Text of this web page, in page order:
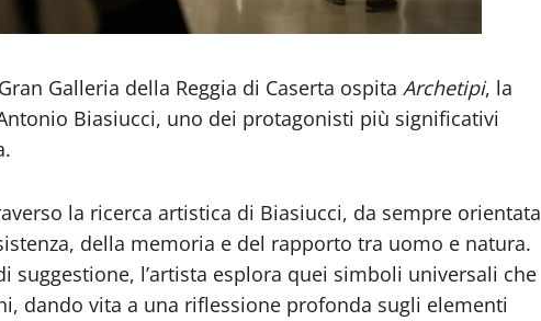
Galleria della Reggia di Caserta ospita Archetipi, la
Biasiucci, uno dei protagonisti più significativi
la ricerca artistica di Biasiucci, da sempre orientata
della memoria e del rapporto tra uomo e natura.
suggestione, l’artista esplora quei simboli universali che
dando vita a una riflessione profonda sugli elementi